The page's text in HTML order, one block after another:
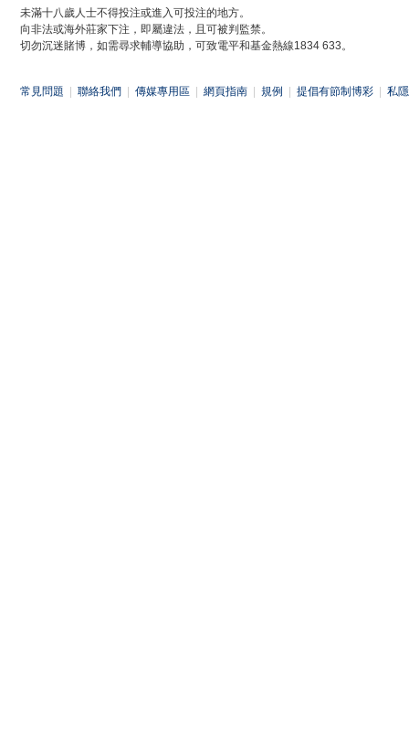
未滿十八歲人士不得投注或進入可投注的地方。
向非法或海外莊家下注，即屬違法，且可被判監禁。
切勿沉迷賭博，如需尋求輔導協助，可致電平和基金熱線1834 633。
常見問題 聯絡我們 傳媒專用區 網頁指南 規例 提倡有節制博彩 私